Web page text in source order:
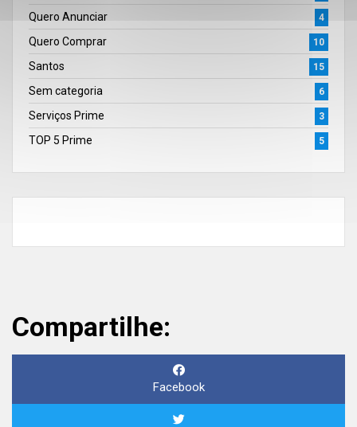
Quero Anunciar 4
Quero Comprar 10
Santos 15
Sem categoria 6
Serviços Prime 3
TOP 5 Prime 5
Compartilhe:
Facebook